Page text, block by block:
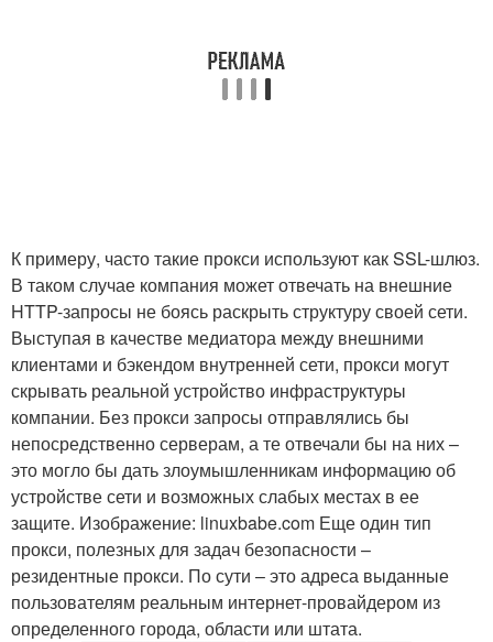
К примеру, часто такие прокси используют как SSL-шлюз.
В таком случае компания может отвечать на внешние
HTTP-запросы не боясь раскрыть структуру своей сети.
Выступая в качестве медиатора между внешними
клиентами и бэкендом внутренней сети, прокси могут
скрывать реальной устройство инфраструктуры
компании. Без прокси запросы отправлялись бы
непосредственно серверам, а те отвечали бы на них –
это могло бы дать злоумышленникам информацию об
устройстве сети и возможных слабых местах в ее
защите. Изображение: linuxbabe.com Еще один тип
прокси, полезных для задач безопасности –
резидентные прокси. По сути – это адреса выданные
пользователям реальным интернет-провайдером из
определенного города, области или штата.